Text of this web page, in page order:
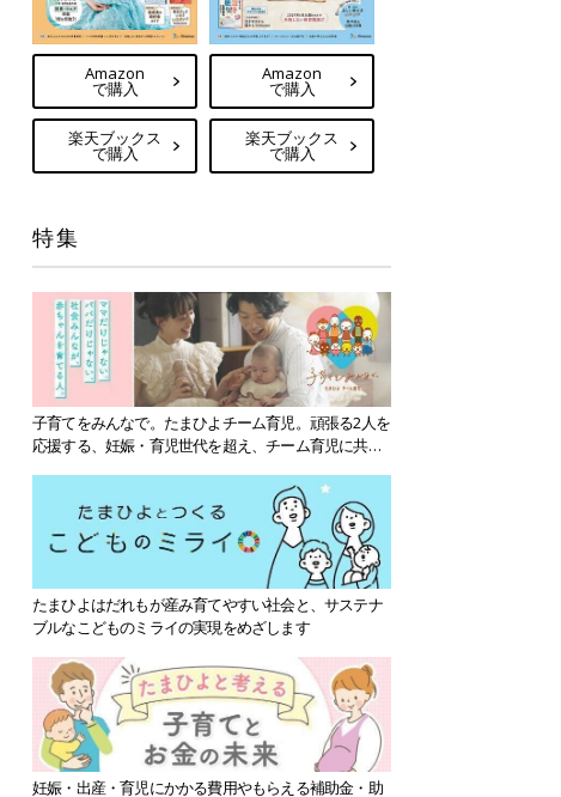
Amazon
で購入
楽天ブックス
で購入
Amazon
で購入
楽天ブックス
で購入
特集
子育てをみんなで。たまひよチーム育児。頑張る2人を
応援する、妊娠・育児世代を超え、チーム育児に共感
たまひよはだれもが産み育てやすい社会と、サステナ
ブルなこどものミライの実現をめざします
妊娠・出産・育児にかかる費用やもらえる補助金・助